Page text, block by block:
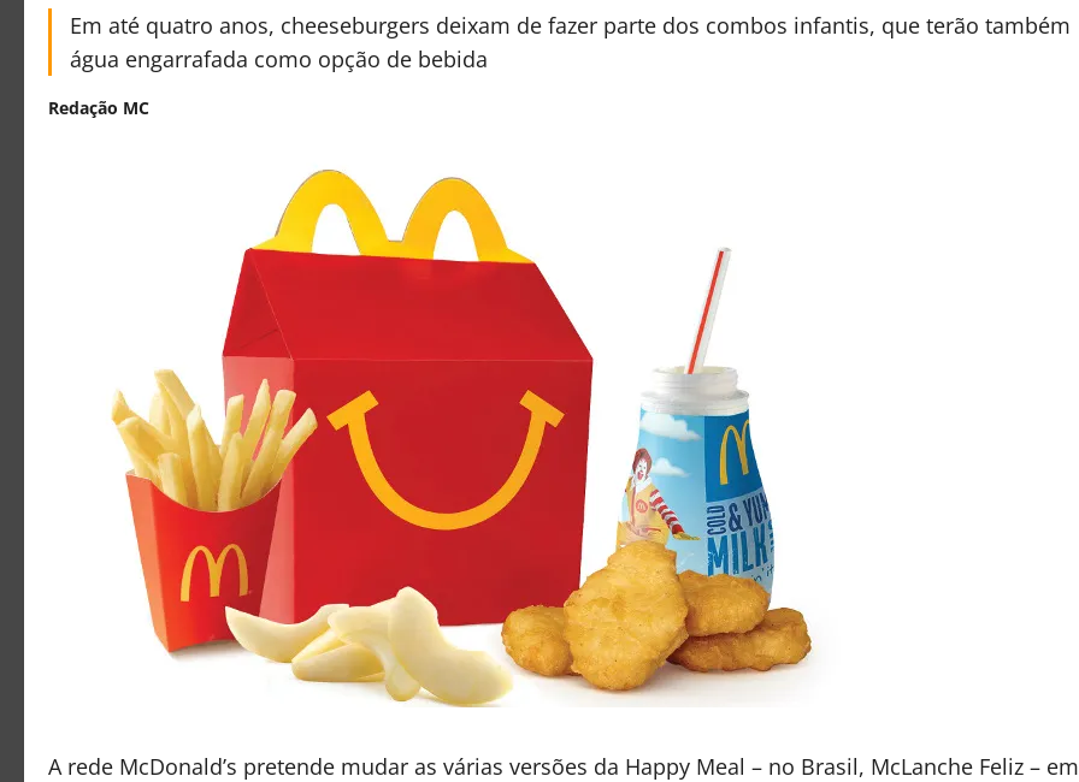
Em até quatro anos, cheeseburgers deixam de fazer parte dos combos infantis, que terão também
água engarrafada como opção de bebida
Redação MC
A rede McDonald’s pretende mudar as várias versões da Happy Meal – no Brasil, McLanche Feliz – em